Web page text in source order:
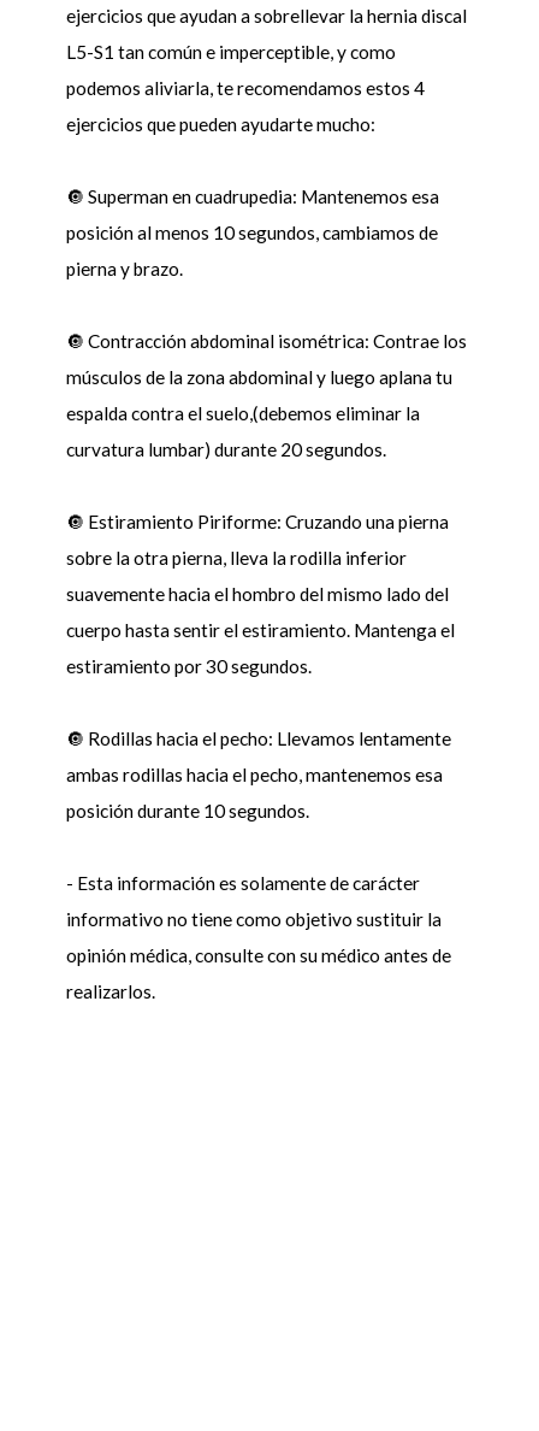
ejercicios que ayudan a sobrellevar la hernia discal
L5-S1 tan común e imperceptible, y como
podemos aliviarla, te recomendamos estos 4
ejercicios que pueden ayudarte mucho:
🔘 Superman en cuadrupedia: Mantenemos esa
posición al menos 10 segundos, cambiamos de
pierna y brazo.
🔘 Contracción abdominal isométrica: Contrae los
músculos de la zona abdominal y luego aplana tu
espalda contra el suelo,(debemos eliminar la
curvatura lumbar) durante 20 segundos.
🔘 Estiramiento Piriforme: Cruzando una pierna
sobre la otra pierna, lleva la rodilla inferior
suavemente hacia el hombro del mismo lado del
cuerpo hasta sentir el estiramiento. Mantenga el
estiramiento por 30 segundos.
🔘 Rodillas hacia el pecho: Llevamos lentamente
ambas rodillas hacia el pecho, mantenemos esa
posición durante 10 segundos.
- Esta información es solamente de carácter
informativo no tiene como objetivo sustituir la
opinión médica, consulte con su médico antes de
realizarlos.